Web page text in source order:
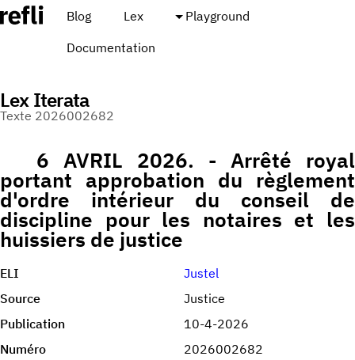
Blog Lex
Playground
Documentation
Lex Iterata
Texte 2026002682
6 AVRIL 2026. - Arrêté royal
portant approbation du règlement
d'ordre intérieur du conseil de
discipline pour les notaires et les
huissiers de justice
ELI
Justel
Source
Justice
Publication
10-4-2026
Numéro
2026002682